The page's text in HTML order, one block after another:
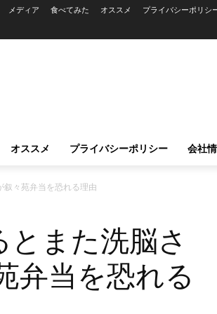
メディア 食べてみた オススメ プライバシーポリシ
オススメ プライバシーポリシー 会社
叙々苑弁当を恐れる理由
また洗脳さ
弁当を恐れる